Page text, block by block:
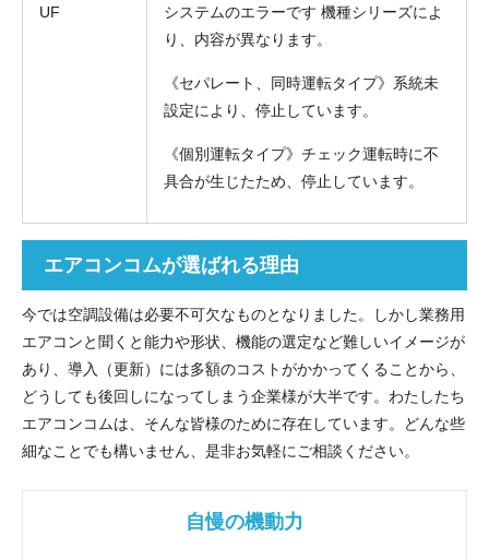
UF
システムのエラーです 機種シリーズによ
り、内容が異なります。
《セパレート、同時運転タイプ》系統未
設定により、停止しています。
《個別運転タイプ》チェック運転時に不
具合が生じたため、停止しています。
エアコンコムが選ばれる理由
今では空調設備は必要不可欠なものとなりました。しかし業務用
エアコンと聞くと能力や形状、機能の選定など難しいイメージが
あり、導入（更新）には多額のコストがかかってくることから、
どうしても後回しになってしまう企業様が大半です。わたしたち
エアコンコムは、そんな皆様のために存在しています。どんな些
細なことでも構いません、是非お気軽にご相談ください。
自慢の機動力